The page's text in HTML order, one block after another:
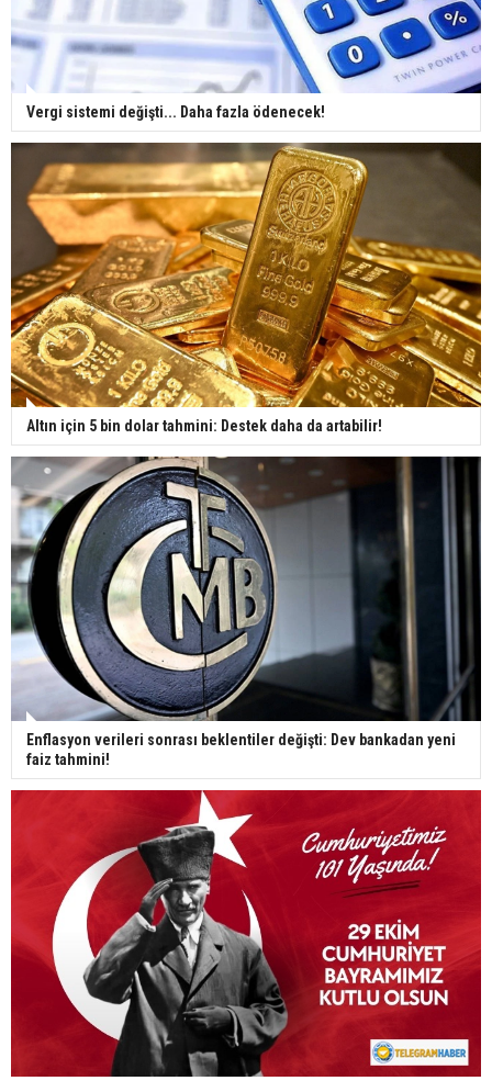
Vergi sistemi değişti... Daha fazla ödenecek!
Altın için 5 bin dolar tahmini: Destek daha da artabilir!
Enflasyon verileri sonrası beklentiler değişti: Dev bankadan yeni
faiz tahmini!